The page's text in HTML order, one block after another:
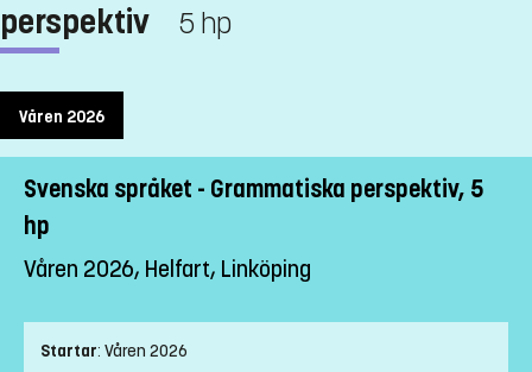
perspektiv
5 hp
Våren 2026
Svenska språket - Grammatiska perspektiv, 5
hp
Våren 2026, Helfart, Linköping
Startar: Våren 2026